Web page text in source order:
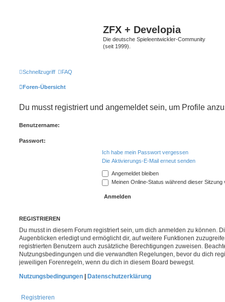
ZFX + Developia
Die deutsche Spieleentwickler-Community
(seit 1999).
Schnellzugriff FAQ
Foren-Übersicht
Du musst registriert und angemeldet sein, um Profile
Benutzername:
Passwort:
Ich habe mein Passwort vergessen
Die Aktivierungs-E-Mail erneut senden
Angemeldet bleiben
Meinen Online-Status während dieser Sitzung
REGISTRIEREN
Du musst in diesem Forum registriert sein, um dich anmelden zu können.
Augenblicken erledigt und ermöglicht dir, auf weitere Funktionen
registrierten Benutzern auch zusätzliche Berechtigungen zuweisen.
Nutzungsbedingungen und die verwandten Regelungen, bevor du dich
jeweiligen Forenregeln, wenn du dich in diesem Board bewegst.
Nutzungsbedingungen
Datenschutzerklärung
Registrieren